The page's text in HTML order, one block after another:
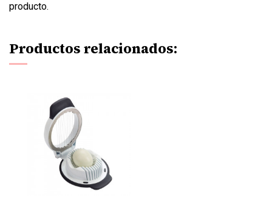
producto.
Productos relacionados: